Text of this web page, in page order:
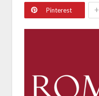
Pinterest +